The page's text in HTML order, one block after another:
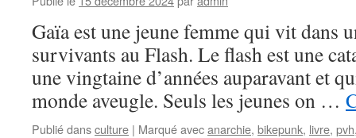
Gaïa est une jeune femme qui vit dans
survivants au Flash. Le flash est une
une vingtaine d’années auparavant et
monde aveugle. Seuls les jeunes on …
Publié dansculture | Marqué avecanarchie, bikepunk, livre, pvh